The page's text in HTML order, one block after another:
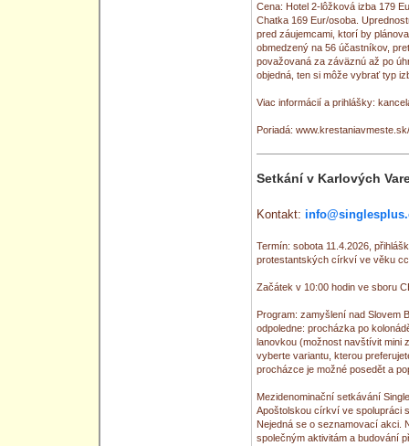
Cena: Hotel 2-lôžková izba 179
Chatka 169 Eur/osoba.
pred záujemcami, ktorí by
obmedzený na 56 účastníkov,
považovaná za záväznú až po
objedná, ten si môže vybrať typ
Viac informácií a prihlášky:
Poriadá:
Setkání v Karlových
Kontakt:
Termín: sobota 11.4.2026,
protestantských církví ve věku
Začátek v 10:00 hodin ve sboru
Program: zamyšlení nad Slovem
odpoledne: procházka po
lanovkou (možnost navštívit mini
vyberte variantu, kterou
procházce je možné posedět a
Mezidenominační setkávání
Apoštolskou církví ve spolupráci
Nejedná se o seznamovací akci.
společným aktivitám a budování